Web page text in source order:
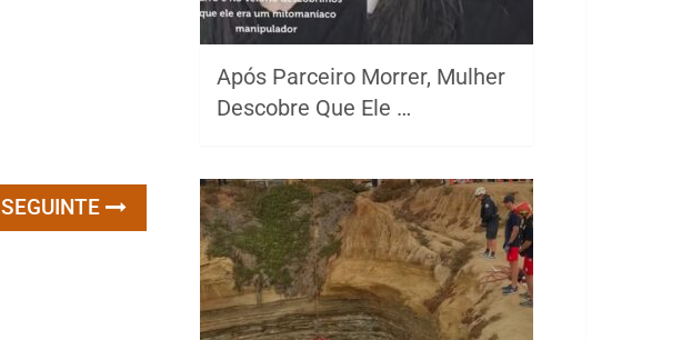
SEGUINTE
Após Parceiro Morrer, Mulher
Descobre Que Ele …